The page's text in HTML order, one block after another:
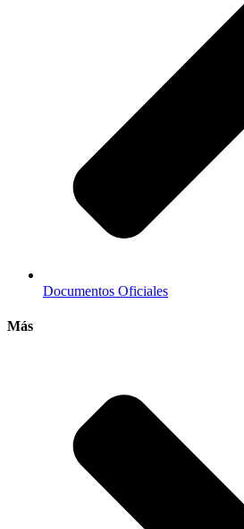
Documentos Oficiales
Más